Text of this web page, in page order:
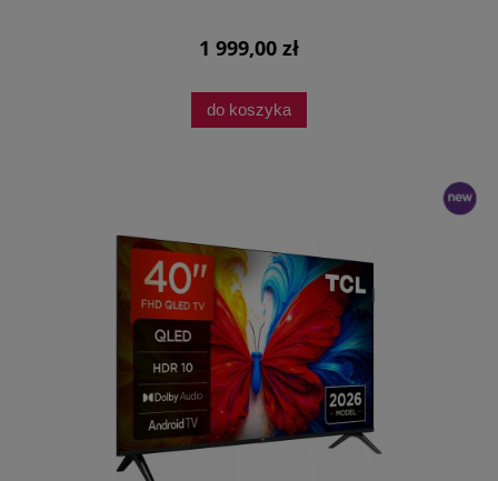
1 999,00 zł
do koszyka